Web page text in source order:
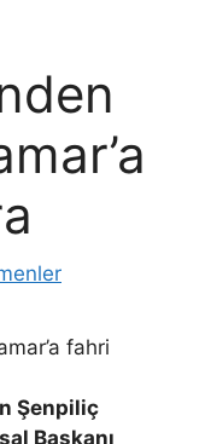
fahri
Şenpiliç
Başkanı